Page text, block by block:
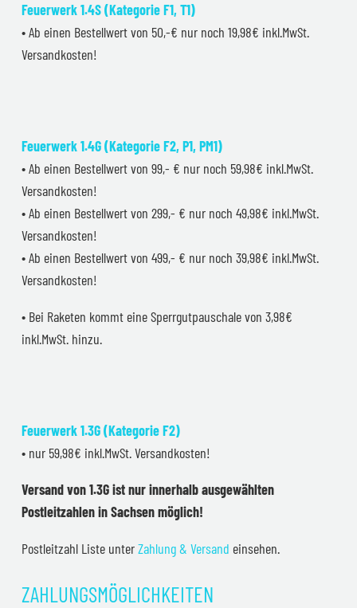
Feuerwerk 1.4S (Kategorie F1, T1)
• Ab einen Bestellwert von 50,-€ nur noch 19,98€ inkl.MwSt.
Versandkosten!
Feuerwerk 1.4G (Kategorie F2, P1, PM1)
• Ab einen Bestellwert von 99,- € nur noch 59,98€ inkl.MwSt.
Versandkosten!
• Ab einen Bestellwert von 299,- € nur noch 49,98€ inkl.MwSt.
Versandkosten!
• Ab einen Bestellwert von 499,- € nur noch 39,98€ inkl.MwSt.
Versandkosten!
• Bei Raketen kommt eine Sperrgutpauschale von 3,98€
inkl.MwSt. hinzu.
Feuerwerk 1.3G (Kategorie F2)
• nur 59,98€ inkl.MwSt. Versandkosten!
Versand von 1.3G ist nur innerhalb ausgewählten
Postleitzahlen in Sachsen möglich!
Postleitzahl Liste unterZahlung & Versand einsehen.
ZAHLUNGSMÖGLICHKEITEN